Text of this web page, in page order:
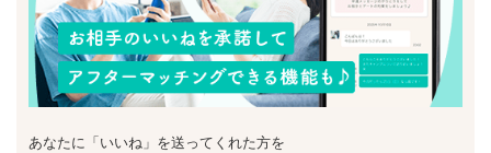
あなたに「いいね」を送ってくれた方を